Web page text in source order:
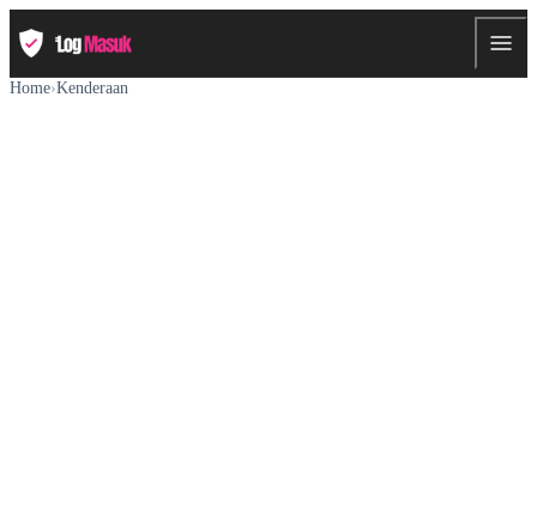
Home›Kenderaan